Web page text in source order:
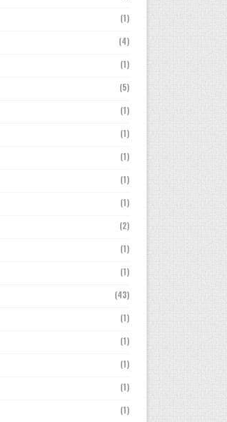
(1)
(4)
(1)
(5)
(1)
(1)
(1)
(1)
(1)
(2)
(1)
(1)
(43)
(1)
(1)
(1)
(1)
(1)